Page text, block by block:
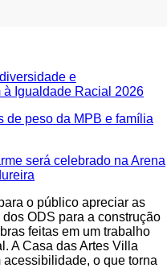
e
Igualdade Racial 2026
de peso da MPB e família
será celebrado na Arena
o público apreciar as
ODS para a construção
feitas em um trabalho
A Casa das Artes Villa
o que torna